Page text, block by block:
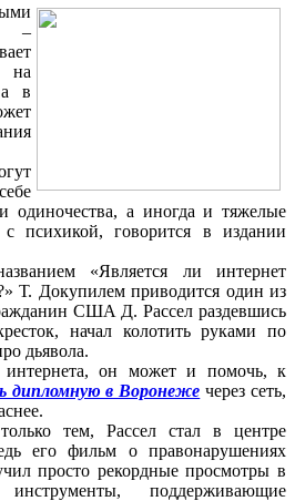
–
на
в
одиночества, а иногда и тяжелые
с психикой, говорится в издании
«Является ли интернет
Т. Докупилем приводится один из
США Д. Рассел раздевшись
начал колотить руками по
дьявола.
интернета, он может и помочь, к
дипломную в Воронеже через сеть,
тем, Рассел стал в центре
его фильм о правонарушениях
просто рекордные просмотры в
поддерживающие